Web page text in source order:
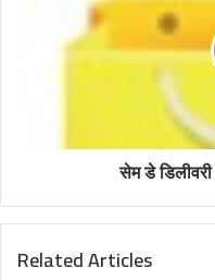
सेम डे डिलीवरी
Related Articles